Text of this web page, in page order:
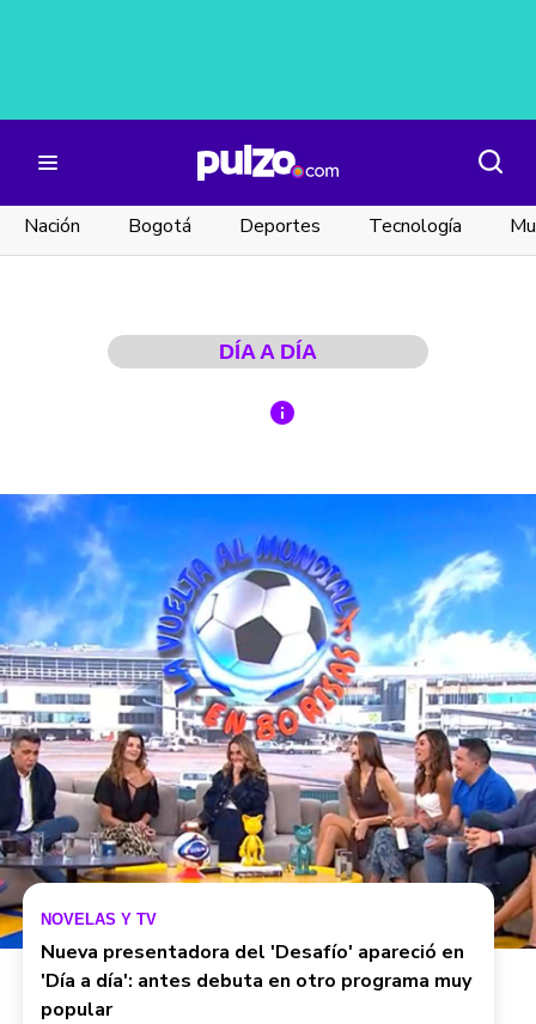
Nación Bogotá Deportes Tecnología
DÍA A DÍA
NOVELAS Y TV
Nueva presentadora del 'Desafío' apareció en
'Día a día': antes debuta en otro programa muy
popular